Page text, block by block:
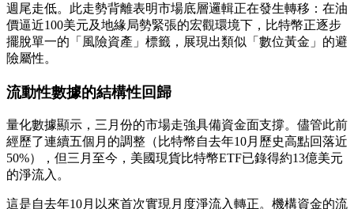
週尾走低。此走勢背離表明市場底層邏輯正在發生轉移：在油
價逼近100美元及地緣局勢緊張的宏觀環境下，比特幣正逐步
擺脫單一的「風險資產」標籤，展現出類似「數位黃金」的避
險屬性。
流動性數據的結構性回歸
量化數據顯示，三月份的市場走強具備資金面支撐。儘管此前
經歷了連續五個月的調整（比特幣自去年10月歷史高點回落近
50%），但三月至今，美國現貨比特幣ETF已錄得約13億美元
的淨流入。
這是自去年10月以來首次實現月度淨流入轉正。機構資金的流